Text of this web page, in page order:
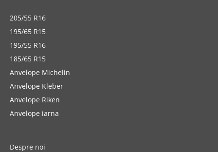
205/55 R16
195/65 R15
195/55 R16
185/65 R15
Anvelope Michelin
Anvelope Kleber
Anvelope Riken
Anvelope iarna
Despre noi